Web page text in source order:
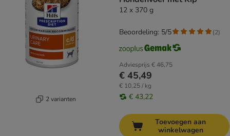
2 varianten
12 x 370 g
Adviesprijs € 46,75
€ 45,49
€ 10,25 / kg
€ 43,22
Beoordeling: 5/5 (2)
Toevoegen aan
winkelwagen